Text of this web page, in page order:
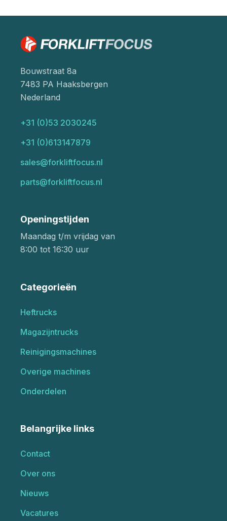
Bouwstraat 8a
7483 PA Haaksbergen
Nederland
+31 (0)53 2030245
+31 (0)613147879
sales@forkliftfocus.nl
parts@forkliftfocus.nl
Openingstijden
Maandag t/m vrijdag van
8:00 tot 16:30 uur
Categorieën
Heftrucks
Magazijntrucks
Reinigingsmachines
Overige machines
Onderdelen
Belangrijke links
Contact
Over ons
Nieuws
Vacatures